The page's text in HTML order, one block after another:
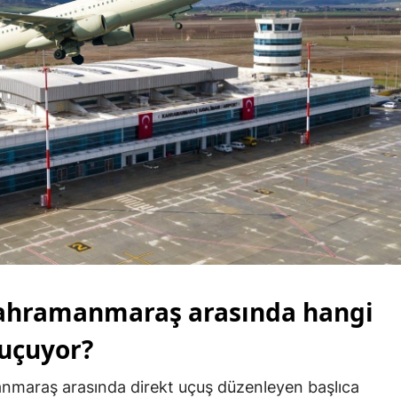
arasında hangi
arasında direkt uçuş düzenleyen başlıca